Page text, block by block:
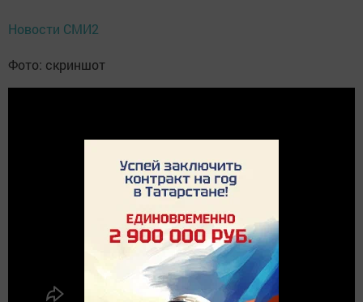
Новости СМИ2
Фото: скриншот